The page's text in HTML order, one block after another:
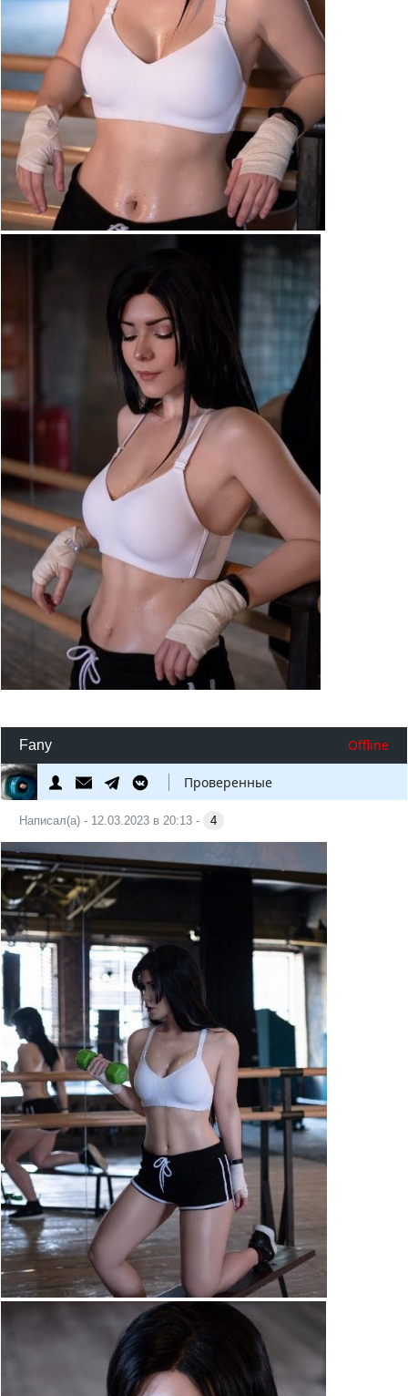
Fany Offline
Проверенные
Написал(а) - 12.03.2023 в 20:13 - 4